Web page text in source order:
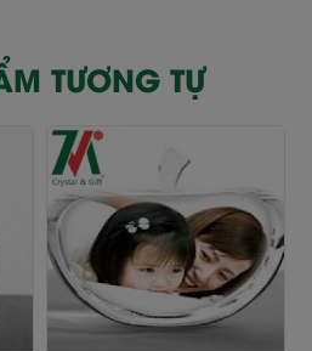
TƯƠNG TỰ